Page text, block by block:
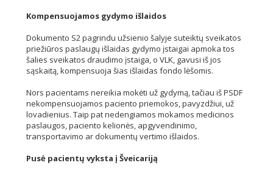
Kompensuojamos gydymo išlaidos
Dokumento S2 pagrindu užsienio šalyje suteiktų sveikatos
priežiūros paslaugų išlaidas gydymo įstaigai apmoka tos
šalies sveikatos draudimo įstaiga, o VLK, gavusi iš jos
sąskaitą, kompensuoja šias išlaidas fondo lėšomis.
Nors pacientams nereikia mokėti už gydymą, tačiau iš PSDF
nekompensuojamos paciento priemokos, pavyzdžiui, už
lovadienius. Taip pat nedengiamos mokamos medicinos
paslaugos, paciento kelionės, apgyvendinimo,
transportavimo ar dokumentų vertimo išlaidos.
Pusė pacientų vyksta į Šveicariją